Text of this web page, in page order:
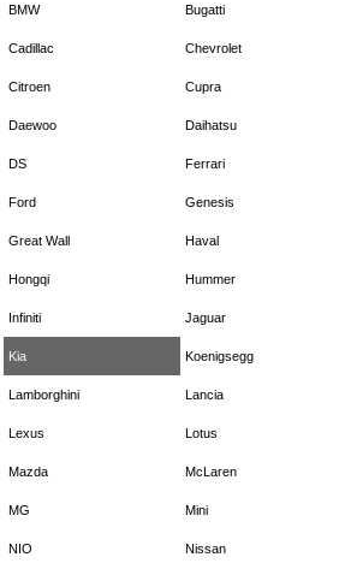
BMW Bugatti
Cadillac Chevrolet
Citroen Cupra
Daewoo Daihatsu
DS Ferrari
Ford Genesis
Great Wall Haval
Hongqi Hummer
Infiniti Jaguar
Kia Koenigsegg
Lamborghini Lancia
Lexus Lotus
Mazda McLaren
MG Mini
NIO Nissan